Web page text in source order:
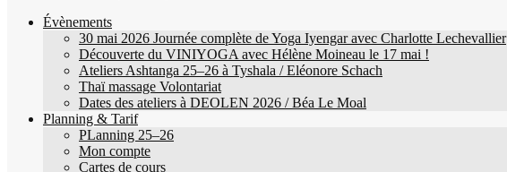
Évènements
30 mai 2026 Journée complète de Yoga Iyengar avec Charlotte Lechevallier
Découverte du VINIYOGA avec Hélène Moineau le 17 mai !
Ateliers Ashtanga 25–26 à Tyshala / Eléonore Schach
Thaï massage Volontariat
Dates des ateliers à DEOLEN 2026 / Béa Le Moal
Planning & Tarif
PLanning 25–26
Mon compte
Cartes de cours